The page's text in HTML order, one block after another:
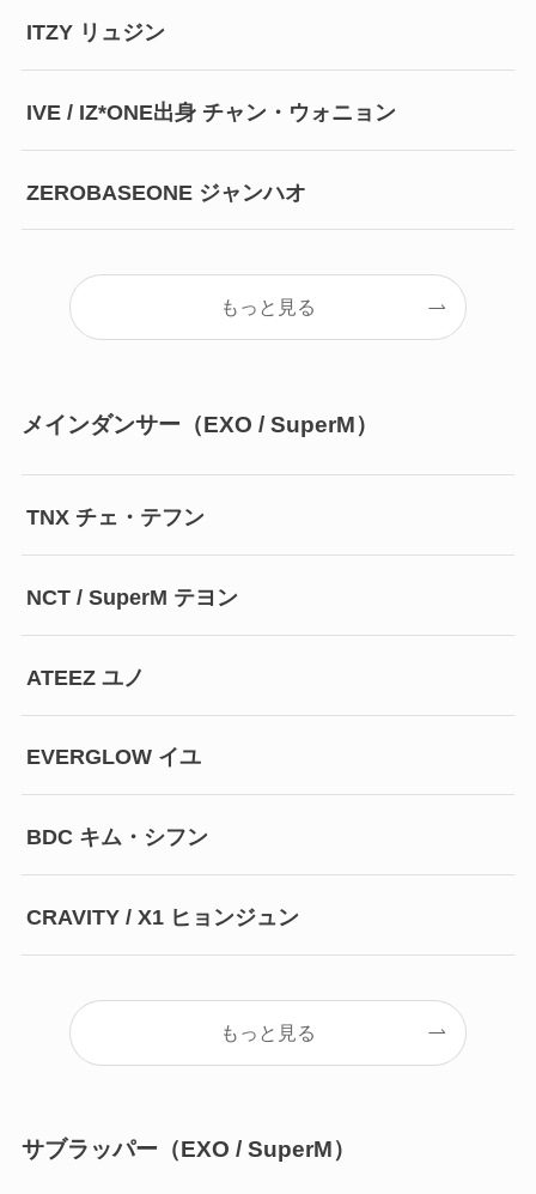
ITZY リュジン
IVE / IZ*ONE出身 チャン・ウォニョン
ZEROBASEONE ジャンハオ
もっと見る
メインダンサー（EXO / SuperM）
TNX チェ・テフン
NCT / SuperM テヨン
ATEEZ ユノ
EVERGLOW イユ
BDC キム・シフン
CRAVITY / X1 ヒョンジュン
もっと見る
サブラッパー（EXO / SuperM）